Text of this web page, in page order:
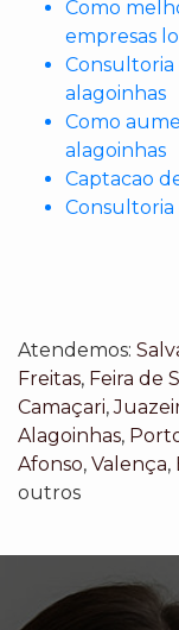
Como
empresas
alagoinhas
Como
alagoinhas
Captacao
Consultoria
Atendemos:
Freitas, Feira de
Camaçari,
Alagoinhas,
Afonso, Valença,
outros